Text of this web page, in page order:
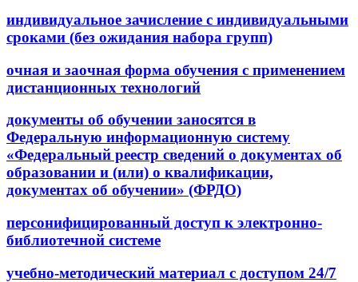
индивидуальное зачисление с индивидуальными
сроками (без ожидания набора групп)
очная и заочная форма обучения с применением
дистанционных технологий
документы об обучении заносятся в
Федеральную информационную систему
«Федеральный реестр сведений о документах об
образовании и (или) о квалификации,
документах об обучении» (ФРДО)
персонифицированный доступ к электронно-
библиотечной системе
учебно-методический материал с доступом 24/7